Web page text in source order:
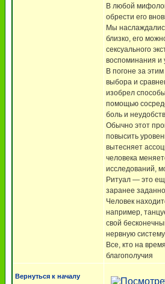
В любой
обрести его
Мы
близко, его
сексуального
воспоминания и
В погоне за
выбора и
изобрел
помощью
боль и
Обычно этот
повысить
вытесняет
человека
исследований,
Ритуал — это
заранее
Человек
например,
свой
нервную
Все, кто на
благополучия
Вернуться к началу